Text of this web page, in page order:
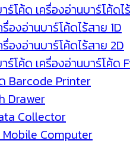
ร์โค้ด เครื่องอ่านบาร์โค้ดไ
รื่องอ่านบาร์โค้ดไร้สาย 1D
รื่องอ่านบาร์โค้ดไร้สาย 2D
ร์โค้ด เครื่องอ่านบาร์โค้ด
Barcode Printer
Drawer
Collector
Computer